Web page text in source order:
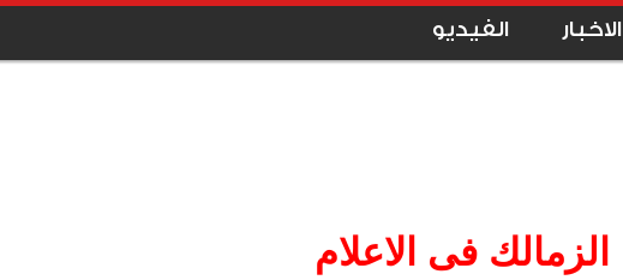
الاخبار الفيديو
الزمالك فى الاعلام